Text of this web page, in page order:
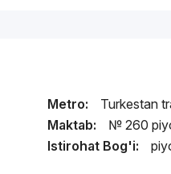
Metro:
Turkestan
Maktab:
№ 260
Istirohat Bog'i: